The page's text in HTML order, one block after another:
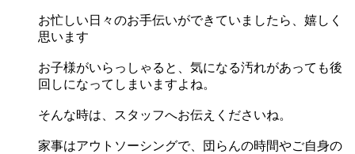
お忙しい日々のお手伝いができていましたら、嬉しく
思います
お子様がいらっしゃると、気になる汚れがあっても後
回しになってしまいますよね。
そんな時は、スタッフへお伝えくださいね。
家事はアウトソーシングで、団らんの時間やご自身の